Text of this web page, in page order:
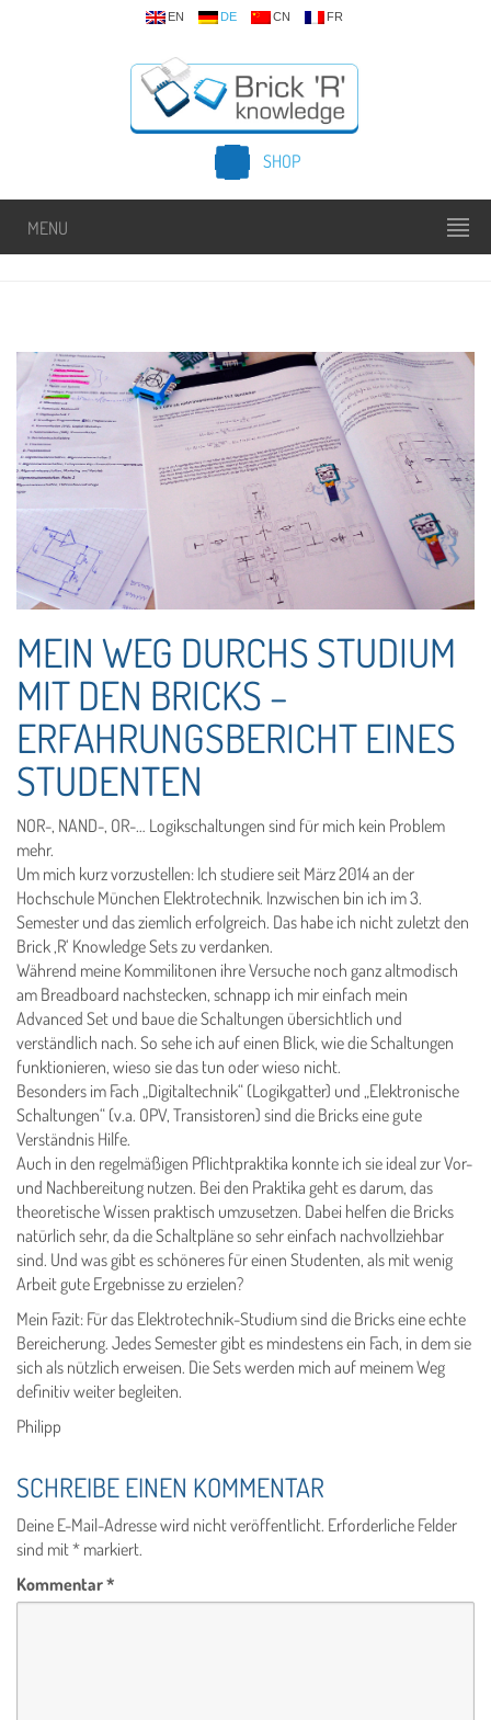
EN DE CN FR
SHOP
MENU
MEIN WEG DURCHS STUDIUM
MIT DEN BRICKS –
ERFAHRUNGSBERICHT EINES
STUDENTEN
NOR-, NAND-, OR-… Logikschaltungen sind für mich kein Problem
mehr.
Um mich kurz vorzustellen: Ich studiere seit März 2014 an der
Hochschule München Elektrotechnik. Inzwischen bin ich im 3.
Semester und das ziemlich erfolgreich. Das habe ich nicht zuletzt den
Brick ‚R‘ Knowledge Sets zu verdanken.
Während meine Kommilitonen ihre Versuche noch ganz altmodisch
am Breadboard nachstecken, schnapp ich mir einfach mein
Advanced Set und baue die Schaltungen übersichtlich und
verständlich nach. So sehe ich auf einen Blick, wie die Schaltungen
funktionieren, wieso sie das tun oder wieso nicht.
Besonders im Fach „Digitaltechnik“ (Logikgatter) und „Elektronische
Schaltungen“ (v.a. OPV, Transistoren) sind die Bricks eine gute
Verständnis Hilfe.
Auch in den regelmäßigen Pflichtpraktika konnte ich sie ideal zur Vor-
und Nachbereitung nutzen. Bei den Praktika geht es darum, das
theoretische Wissen praktisch umzusetzen. Dabei helfen die Bricks
natürlich sehr, da die Schaltpläne so sehr einfach nachvollziehbar
sind. Und was gibt es schöneres für einen Studenten, als mit wenig
Arbeit gute Ergebnisse zu erzielen?
Mein Fazit: Für das Elektrotechnik-Studium sind die Bricks eine echte
Bereicherung. Jedes Semester gibt es mindestens ein Fach, in dem sie
sich als nützlich erweisen. Die Sets werden mich auf meinem Weg
definitiv weiter begleiten.
Philipp
SCHREIBE EINEN KOMMENTAR
Deine E-Mail-Adresse wird nicht veröffentlicht. Erforderliche Felder
sind mit* markiert.
Kommentar*